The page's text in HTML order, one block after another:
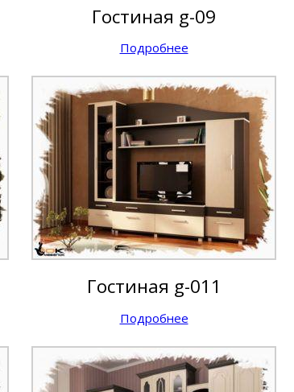
Гостиная g-09
Подробнее
Гостиная g-011
Подробнее